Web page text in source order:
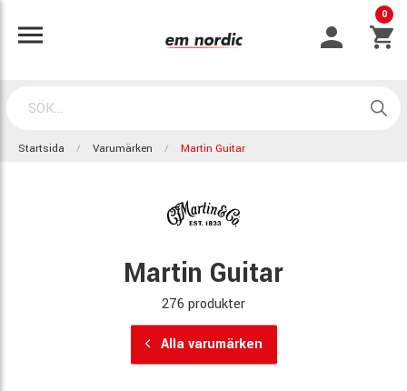
0
Startsida Varumärken Martin Guitar
Martin Guitar
276 produkter
Alla varumärken